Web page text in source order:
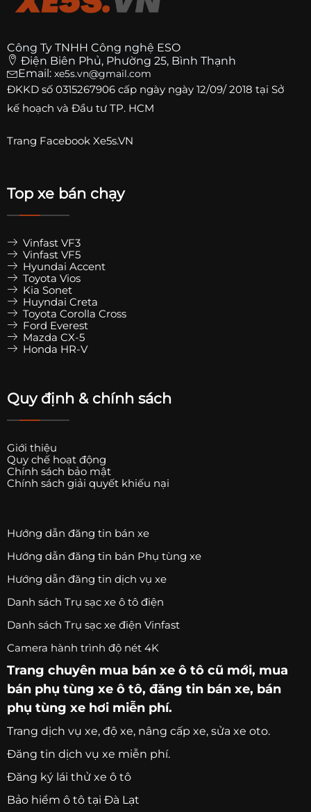
Công Ty TNHH Công nghệ ESO
Điện Biên Phủ, Phường 25, Bình Thạnh
Email: xe5s.vn@gmail.com
ĐKKD số 0315267906 cấp ngày ngày 12/09/ 2018 tại Sở
kế hoạch và Đầu tư TP. HCM
Trang Facebook Xe5s.VN
Top xe bán chạy
Vinfast VF3
Vinfast VF5
Hyundai Accent
Toyota Vios
Kia Sonet
Huyndai Creta
Toyota Corolla Cross
Ford Everest
Mazda CX-5
Honda HR-V
Quy định & chính sách
Giới thiệu
Quy chế hoạt động
Chính sách bảo mật
Chính sách giải quyết khiếu nại
Hướng dẫn đăng tin bán xe
Hướng dẫn đăng tin bán Phụ tùng xe
Hướng dẫn đăng tin dịch vụ xe
Danh sách Trụ sạc xe ô tô điện
Danh sách Trụ sạc xe điện Vinfast
Camera hành trình độ nét 4K
Trang chuyên mua bán xe ô tô cũ mới, mua
bán phụ tùng xe ô tô, đăng tin bán xe, bán
phụ tùng xe hơi miễn phí.
Trang dịch vụ xe, độ xe, nâng cấp xe, sửa xe oto.
Đăng tin dịch vụ xe miễn phí.
Đăng ký lái thử xe ô tô
Bảo hiểm ô tô tại Đà Lạt